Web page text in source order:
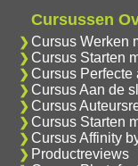
Cursussen
Cursus Werken
Cursus Starten
Cursus Perfecte
Cursus Aan de
Cursus
Cursus Starten
Cursus Affinity
Productreviews